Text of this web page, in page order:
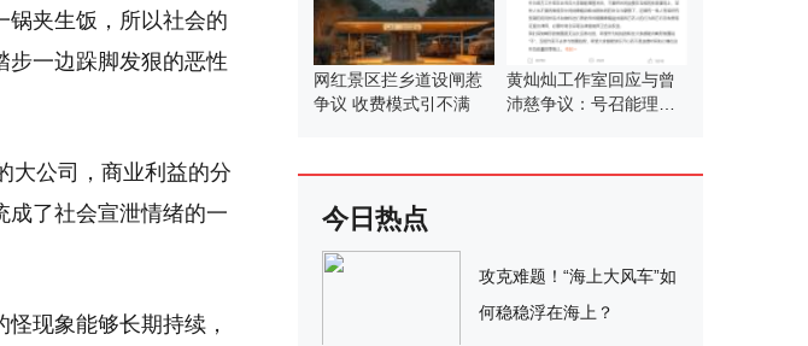
锅夹生饭，所以社会的
步一边跺脚发狠的恶性
大公司，商业利益的分
成了社会宣泄情绪的一
现象能够长期持续，
网红景区拦乡道设闸惹
争议 收费模式引不满
黄灿灿工作室回应与曾
沛慈争议：号召能理智
今日热点
攻克难题！“海上大风车”如
何稳稳浮在海上？